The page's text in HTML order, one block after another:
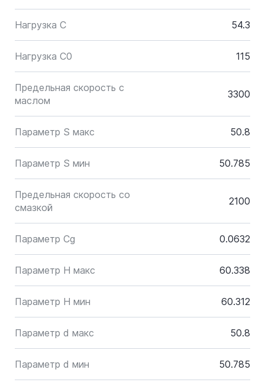
Нагрузка C 54.3
Нагрузка C0 115
Предельная скорость с
маслом
3300
Параметр S макс 50.8
Параметр S мин 50.785
Предельная скорость со
смазкой
2100
Параметр Cg 0.0632
Параметр H макс 60.338
Параметр H мин 60.312
Параметр d макс 50.8
Параметр d мин 50.785